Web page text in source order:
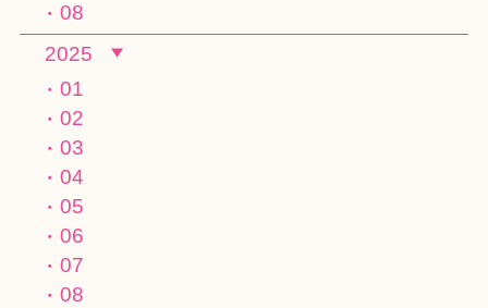
08
2025
01
02
03
04
05
06
07
08